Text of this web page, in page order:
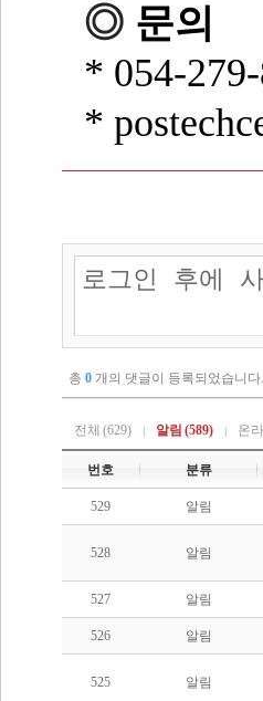
◎ 문의
* 054-
*
총 0 개의 댓글이 등록되었습니다.
전체 (629) 알림 (589) 온
번호 분류
529 알림
528 알림
527 알림
526 알림
525 알림